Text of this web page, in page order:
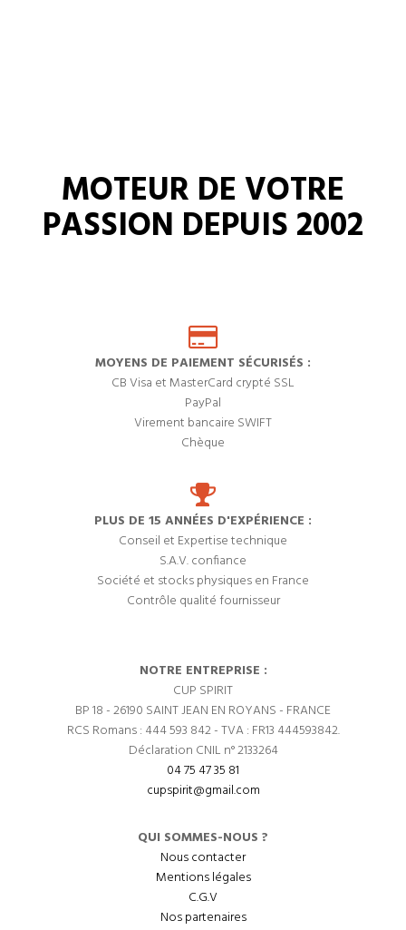
MOTEUR DE VOTRE
PASSION DEPUIS 2002
MOYENS DE PAIEMENT SÉCURISÉS :
CB Visa et MasterCard crypté SSL
PayPal
Virement bancaire SWIFT
Chèque
PLUS DE 15 ANNÉES D'EXPÉRIENCE :
Conseil et Expertise technique
S.A.V. confiance
Société et stocks physiques en France
Contrôle qualité fournisseur
NOTRE ENTREPRISE :
CUP SPIRIT
BP 18 - 26190 SAINT JEAN EN ROYANS - FRANCE
RCS Romans : 444 593 842 - TVA : FR13 444593842.
Déclaration CNIL n° 2133264
04 75 47 35 81
cupspirit@gmail.com
QUI SOMMES-NOUS ?
Nous contacter
Mentions légales
C.G.V
Nos partenaires